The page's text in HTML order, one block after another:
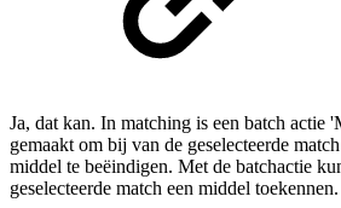
Ja, dat kan. In matching is een batch actie
gemaakt om bij van de geselecteerde
middel te beëindigen. Met de batchactie
geselecteerde match een middel toekennen.